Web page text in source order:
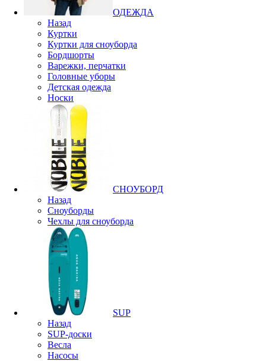
ОДЕЖДА
Назад
Куртки
Куртки для сноуборда
Бордшорты
Варежки, перчатки
Головные уборы
Детская одежда
Носки
СНОУБОРД
Назад
Сноуборды
Чехлы для сноуборда
SUP
Назад
SUP-доски
Весла
Насосы